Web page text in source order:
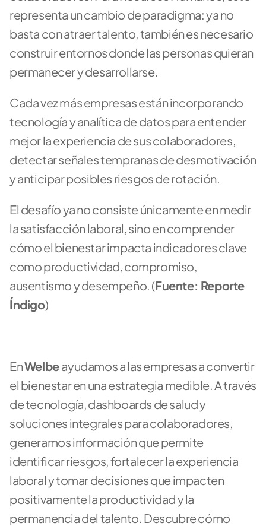
representa un cambio de paradigma: ya no
basta con atraer talento, también es necesario
construir entornos donde las personas quieran
permanecer y desarrollarse.
Cada vez más empresas están incorporando
tecnología y analítica de datos para entender
mejor la experiencia de sus colaboradores,
detectar señales tempranas de desmotivación
y anticipar posibles riesgos de rotación.
El desafío ya no consiste únicamente en medir
la satisfacción laboral, sino en comprender
cómo el bienestar impacta indicadores clave
como productividad, compromiso,
ausentismo y desempeño. (Fuente: Reporte
Índigo)
En Welbe ayudamos a las empresas a convertir
el bienestar en una estrategia medible. A través
de tecnología, dashboards de salud y
soluciones integrales para colaboradores,
generamos información que permite
identificar riesgos, fortalecer la experiencia
laboral y tomar decisiones que impacten
positivamente la productividad y la
permanencia del talento. Descubre cómo